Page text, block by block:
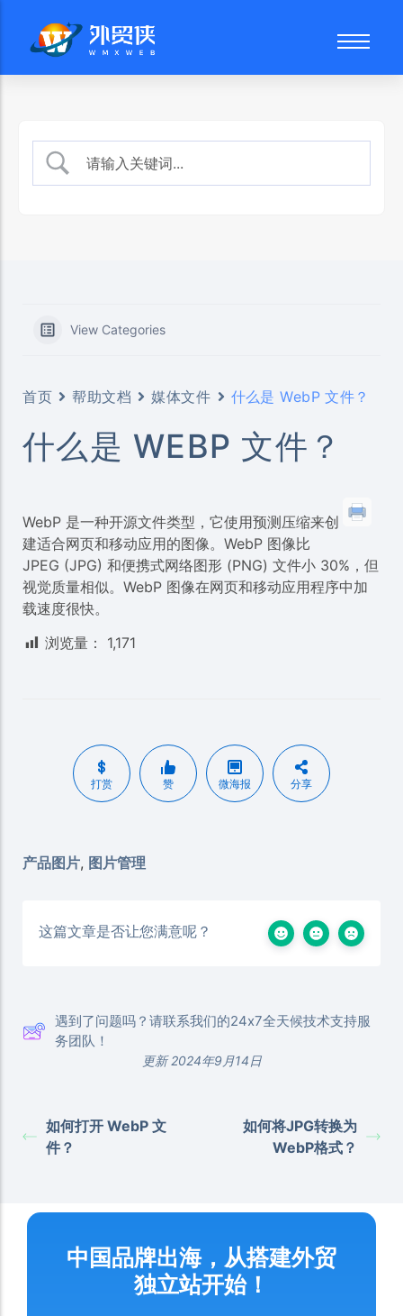
外贸网站建设
SEO文案写作
数字营销顾问
品牌故事
建站流程
常见问题
网站后台
产品管理
文章发布
View Categories
首页 帮助文档 媒体文件 什么是 WebP 文件？
什么是 WEBP 文件？
WebP 是一种开源文件类型，它使用预测压缩来创
建适合网页和移动应用的图像。WebP 图像比
JPEG (JPG) 和便携式网络图形 (PNG) 文件小 30%，但
视觉质量相似。WebP 图像在网页和移动应用程序中加
载速度很快。
浏览量：
1,171
打赏 赞 微海报 分享
产品图片, 图片管理
这篇文章是否让您满意呢？
遇到了问题吗？请联系我们的24x7全天候技术支持服
务团队！
更新 2024年9月14日
如何打开 WebP 文
件？
如何将JPG转换为
WebP格式？
中国品牌出海，从搭建外贸
独立站开始！